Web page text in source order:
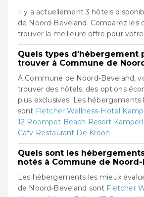
Il y a actuellement 3 hôtels
de Noord-Beveland. Comparez les
trouver la meilleure offre pour
Quels types d'hébergement
trouver à Commune de
À Commune de Noord-Beveland,
trouver des hôtels, des options
plus exclusives. Les hébergements
sont Fletcher Wellness-Hotel
12 Roompot Beach Resort
Cafv Restaurant De Kroon.
Quels sont les
notés à Commune de
Les hébergements les mieux
de Noord-Beveland sont Fletcher